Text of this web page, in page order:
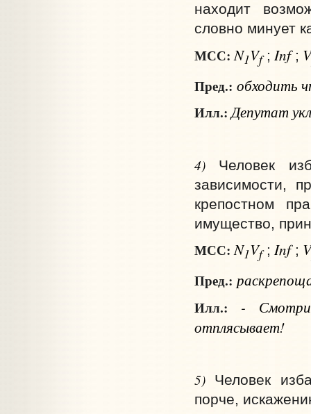
находит
словно минует
МСС: N1Vf; Inf; V
Пред.: обходить
Илл.: Депутат
4)
Человек
зависимости,
крепостном
имущество,
МСС: N1Vf; Inf; V
Пред.:
Илл.:
-
отплясывает!
5) Человек
порче,